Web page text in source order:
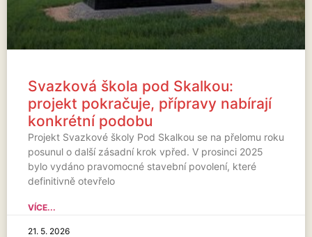
Svazková škola pod Skalkou:
projekt pokračuje, přípravy nabírají
konkrétní podobu
Projekt Svazkové školy Pod Skalkou se na přelomu roku
posunul o další zásadní krok vpřed. V prosinci 2025
bylo vydáno pravomocné stavební povolení, které
definitivně otevřelo
VÍCE...
21. 5. 2026